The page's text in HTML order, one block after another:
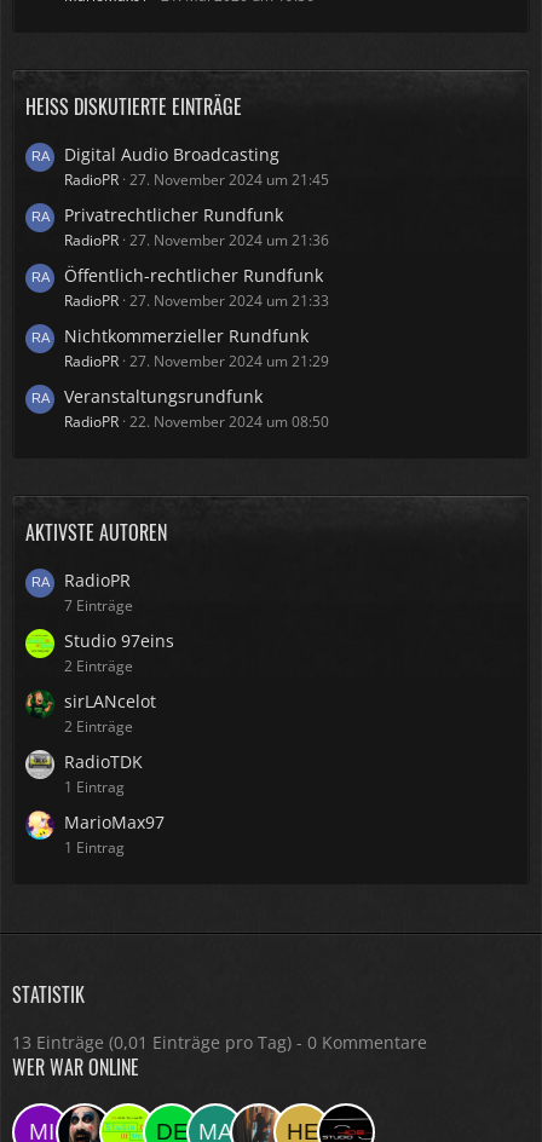
HEISS DISKUTIERTE EINTRÄGE
Digital Audio Broadcasting
RadioPR 27. November 2024 um 21:45
Privatrechtlicher Rundfunk
RadioPR 27. November 2024 um 21:36
Öffentlich-rechtlicher Rundfunk
RadioPR 27. November 2024 um 21:33
Nichtkommerzieller Rundfunk
RadioPR 27. November 2024 um 21:29
Veranstaltungsrundfunk
RadioPR 22. November 2024 um 08:50
AKTIVSTE AUTOREN
RadioPR
7 Einträge
Studio 97eins
2 Einträge
sirLANcelot
2 Einträge
RadioTDK
1 Eintrag
MarioMax97
1 Eintrag
STATISTIK
13 Einträge (0,01 Einträge pro Tag) - 0 Kommentare
WER WAR ONLINE